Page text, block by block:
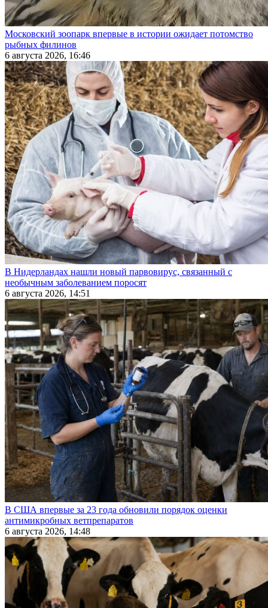
Московский зоопарк впервые в истории ожидает потомство
рыбных филинов
6 августа 2026, 16:46
В Нидерландах нашли новый парвовирус, связанный с
необычным заболеванием поросят
6 августа 2026, 14:51
В США впервые за 23 года обновили порядок оценки
антимикробных ветпрепаратов
6 августа 2026, 14:48